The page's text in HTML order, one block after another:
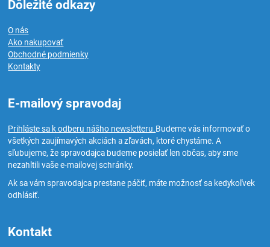
Dôležité odkazy
O nás
Ako nakupovať
Obchodné podmienky
Kontakty
E-mailový spravodaj
Prihláste sa k odberu nášho newsletteru.Budeme vás informovať o
všetkých zaujímavých akciách a zľavách, ktoré chystáme. A
sľubujeme, že spravodajca budeme posielať len občas, aby sme
nezahltili vaše e-mailovej schránky.
Ak sa vám spravodajca prestane páčiť, máte možnosť sa kedykoľvek
odhlásiť.
Kontakt